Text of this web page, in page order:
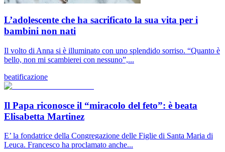
L’adolescente che ha sacrificato la sua vita per i
bambini non nati
Il volto di Anna si è illuminato con uno splendido sorriso. “Quanto è
bello, non mi scambierei con nessuno”,...
beatificazione
Il Papa riconosce il “miracolo del feto”: è beata
Elisabetta Martinez
E’ la fondatrice della Congregazione delle Figlie di Santa Maria di
Leuca. Francesco ha proclamato anche...